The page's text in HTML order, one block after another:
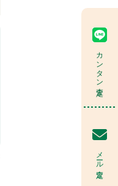
カンタン査定
メール査定